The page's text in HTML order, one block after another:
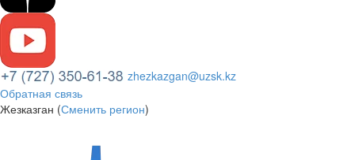
zhezkazgan@uzsk.kz
Обратная связь
Жезказган (Сменить регион)